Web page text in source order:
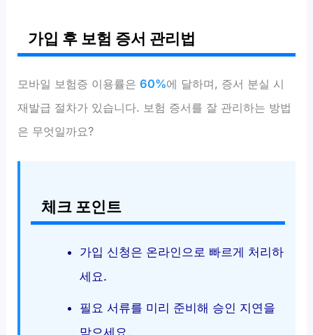
가입 후 보험 증서 관리법
모바일 보험증 이용률은60%에 달하며, 증서 분실 시
재발급 절차가 있습니다. 보험 증서를 잘 관리하는 방법
은 무엇일까요?
체크 포인트
가입 신청은 온라인으로 빠르게 처리하
세요.
필요 서류를 미리 준비해 승인 지연을